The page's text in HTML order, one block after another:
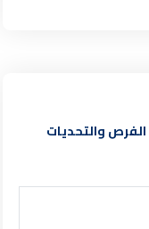
الفرص والتحديات